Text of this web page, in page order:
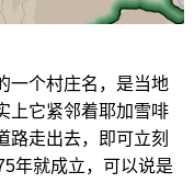
一个村庄名，是当地
上它紧邻着耶加雪啡
路走出去，即可立刻
年就成立，可以说是